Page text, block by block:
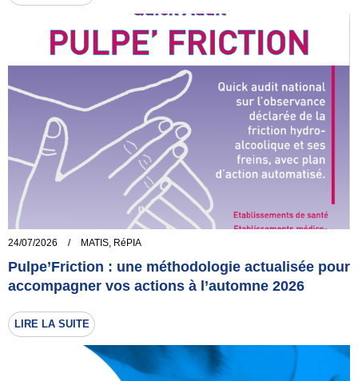
24/07/2026 / MATIS RéPIA
Pulpe’Friction : une méthodologie actualisée pour
accompagner vos actions à l’automne 2026
LIRE LA SUITE